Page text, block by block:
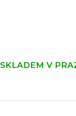
SKLADEM V